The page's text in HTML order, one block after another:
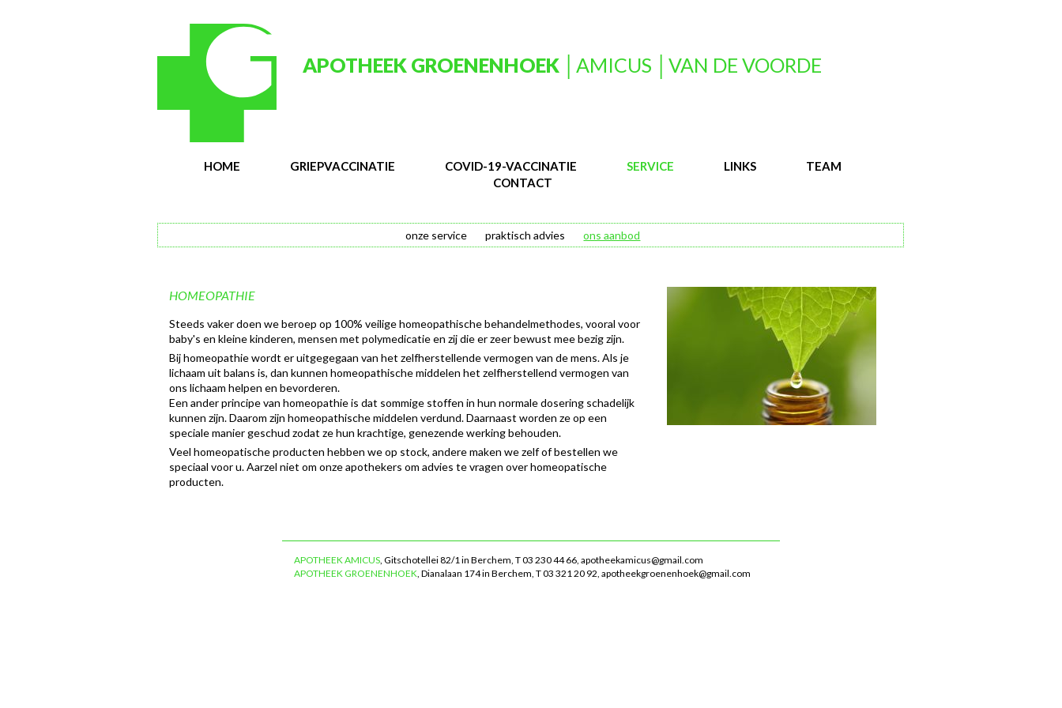
APOTHEEK GROENENHOEK│AMICUS │VAN DE VOORDE
HOME GRIEPVACCINATIE COVID-19-VACCINATIE SERVICE LINKS
TEAM
CONTACT
onze service praktisch advies ons aanbod
HOMEOPATHIE
Steeds vaker doen we beroep op 100% veilige homeopathische behandelmethodes, vooral voor
baby's en kleine kinderen, mensen met polymedicatie en zij die er zeer bewust mee bezig zijn.
Bij homeopathie wordt er uitgegegaan van het zelfherstellende vermogen van de mens. Als je
lichaam uit balans is, dan kunnen homeopathische middelen het zelfherstellend vermogen van
ons lichaam helpen en bevorderen.
Een ander principe van homeopathie is dat sommige stoffen in hun normale dosering schadelijk
kunnen zijn. Daarom zijn homeopathische middelen verdund. Daarnaast worden ze op een
speciale manier geschud zodat ze hun krachtige, genezende werking behouden.
Veel homeopatische producten hebben we op stock, andere maken we zelf of bestellen we
speciaal voor u. Aarzel niet om onze apothekers om advies te vragen over homeopatische
producten.
APOTHEEK AMICUS, Gitschotellei 82/1 in Berchem, T 03 230 44 66, apotheekamicus@gmail.com
APOTHEEK GROENENHOEK, Dianalaan 174 in Berchem, T 03 321 20 92, apotheekgroenenhoek@gmail.com